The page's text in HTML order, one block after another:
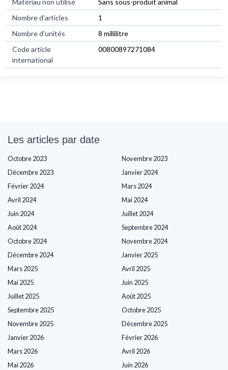
Matériau non utilisé
Sans sous-produit animal
Nombre d'articles
1
Nombre d'unités
8 millilitre
Code article
international
00800897271084
Les articles par date
Octobre 2023
Novembre 2023
Décembre 2023
Janvier 2024
Février 2024
Mars 2024
Avril 2024
Mai 2024
Juin 2024
Juillet 2024
Août 2024
Septembre 2024
Octobre 2024
Novembre 2024
Décembre 2024
Janvier 2025
Mars 2025
Avril 2025
Mai 2025
Juin 2025
Juillet 2025
Août 2025
Septembre 2025
Octobre 2025
Novembre 2025
Décembre 2025
Janvier 2026
Février 2026
Mars 2026
Avril 2026
Mai 2026
Juin 2026